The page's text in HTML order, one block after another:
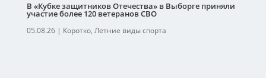
В «Кубке защитников Отечества» в Выборге приняли
участие более 120 ветеранов СВО
05.08.26| Коротко, Летние виды спорта